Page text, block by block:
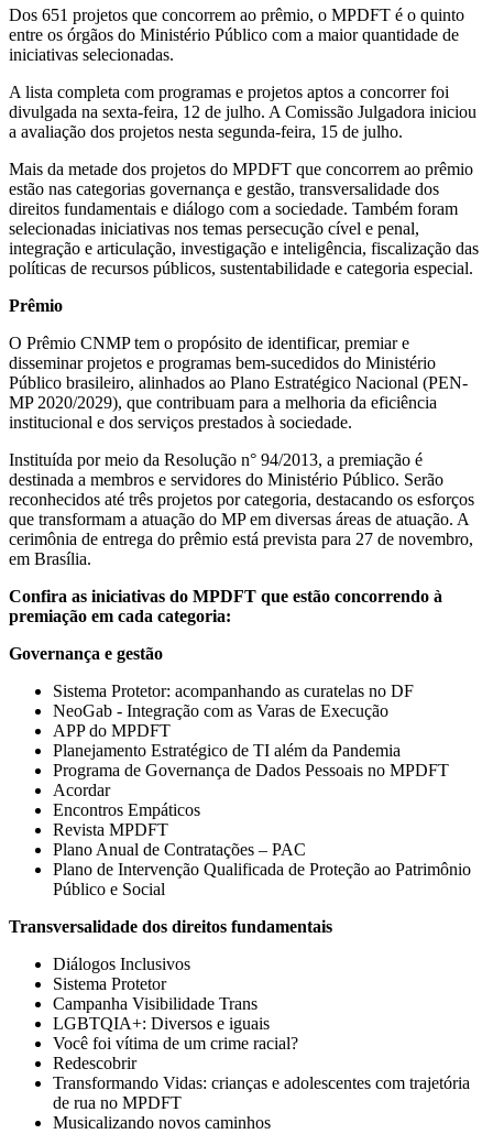
Dos 651 projetos que concorrem ao prêmio, o MPDFT é o quinto
entre os órgãos do Ministério Público com a maior quantidade de
iniciativas selecionadas.
A lista completa com programas e projetos aptos a concorrer foi
divulgada na sexta-feira, 12 de julho. A Comissão Julgadora iniciou
a avaliação dos projetos nesta segunda-feira, 15 de julho.
Mais da metade dos projetos do MPDFT que concorrem ao prêmio
estão nas categorias governança e gestão, transversalidade dos
direitos fundamentais e diálogo com a sociedade. Também foram
selecionadas iniciativas nos temas persecução cível e penal,
integração e articulação, investigação e inteligência, fiscalização das
políticas de recursos públicos, sustentabilidade e categoria especial.
Prêmio
O Prêmio CNMP tem o propósito de identificar, premiar e
disseminar projetos e programas bem-sucedidos do Ministério
Público brasileiro, alinhados ao Plano Estratégico Nacional (PEN-
MP 2020/2029), que contribuam para a melhoria da eficiência
institucional e dos serviços prestados à sociedade.
Instituída por meio da Resolução n° 94/2013, a premiação é
destinada a membros e servidores do Ministério Público. Serão
reconhecidos até três projetos por categoria, destacando os esforços
que transformam a atuação do MP em diversas áreas de atuação. A
cerimônia de entrega do prêmio está prevista para 27 de novembro,
em Brasília.
Confira as iniciativas do MPDFT que estão concorrendo à
premiação em cada categoria:
Governança e gestão
Sistema Protetor: acompanhando as curatelas no DF
NeoGab - Integração com as Varas de Execução
APP do MPDFT
Planejamento Estratégico de TI além da Pandemia
Programa de Governança de Dados Pessoais no MPDFT
Acordar
Encontros Empáticos
Revista MPDFT
Plano Anual de Contratações – PAC
Plano de Intervenção Qualificada de Proteção ao Patrimônio
Público e Social
Transversalidade dos direitos fundamentais
Diálogos Inclusivos
Sistema Protetor
Campanha Visibilidade Trans
LGBTQIA+: Diversos e iguais
Você foi vítima de um crime racial?
Redescobrir
Transformando Vidas: crianças e adolescentes com trajetória
de rua no MPDFT
Musicalizando novos caminhos